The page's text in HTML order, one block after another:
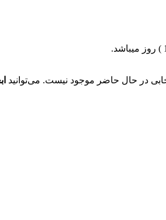
در حال حاضر موجود نیست. می‌توانید